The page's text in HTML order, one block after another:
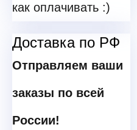
как оплачивать :)
Доставка по РФ
Отправляем ваши
заказы по всей
России!